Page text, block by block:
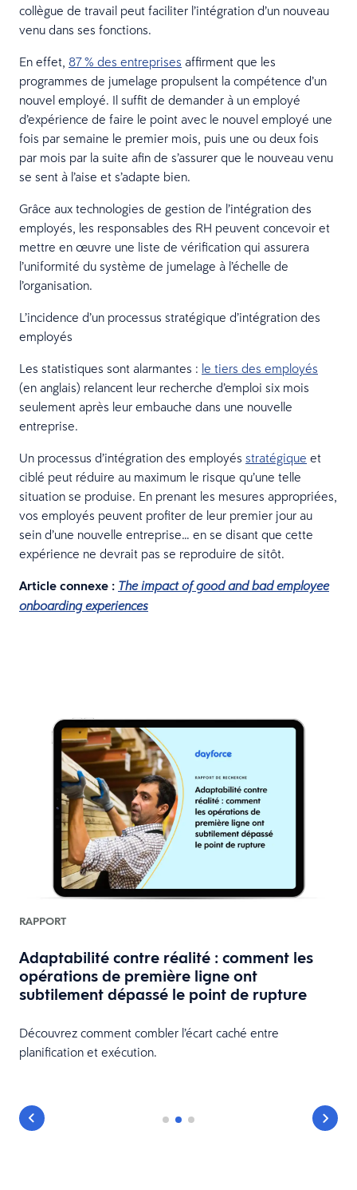
collègue de travail peut faciliter l’intégration d’un nouveau
venu dans ses fonctions.
En effet, 87 % des entreprises affirment que les
programmes de jumelage propulsent la compétence d’un
nouvel employé. Il suffit de demander à un employé
d’expérience de faire le point avec le nouvel employé une
fois par semaine le premier mois, puis une ou deux fois
par mois par la suite afin de s’assurer que le nouveau venu
se sent à l’aise et s’adapte bien.
Grâce aux technologies de gestion de l’intégration des
employés, les responsables des RH peuvent concevoir et
mettre en œuvre une liste de vérification qui assurera
l’uniformité du système de jumelage à l’échelle de
l’organisation.
L’incidence d’un processus stratégique d’intégration des
employés
Les statistiques sont alarmantes : le tiers des employés
(en anglais) relancent leur recherche d’emploi six mois
seulement après leur embauche dans une nouvelle
entreprise.
Un processus d’intégration des employés stratégique et
ciblé peut réduire au maximum le risque qu’une telle
situation se produise. En prenant les mesures appropriées,
vos employés peuvent profiter de leur premier jour au
sein d’une nouvelle entreprise… en se disant que cette
expérience ne devrait pas se reproduire de sitôt.
Article connexe : The impact of good and bad employee
onboarding experiences
RAPPORT
Adaptabilité contre réalité : comment les
opérations de première ligne ont
subtilement dépassé le point de rupture
Découvrez comment combler l’écart caché entre
planification et exécution.